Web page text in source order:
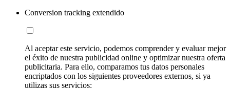
Conversion tracking extendido
Al aceptar este servicio, podemos comprender y evaluar mejor
el éxito de nuestra publicidad online y optimizar nuestra oferta
publicitaria. Para ello, comparamos tus datos personales
encriptados con los siguientes proveedores externos, si ya
utilizas sus servicios: